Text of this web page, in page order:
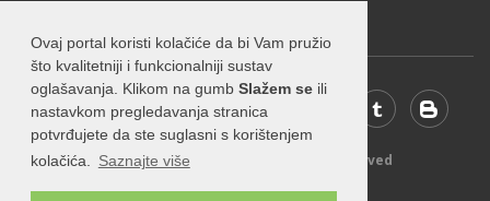
Ovaj portal koristi kolačiće da bi Vam pružio
što kvalitetniji i funkcionalniji sustav
oglašavanja. Klikom na gumb Slažem se ili
nastavkom pregledavanja stranica
potvrđujete da ste suglasni s korištenjem
kolačića.
Saznajte više
© 2026 Visit-Hvar.com - All rights reserved